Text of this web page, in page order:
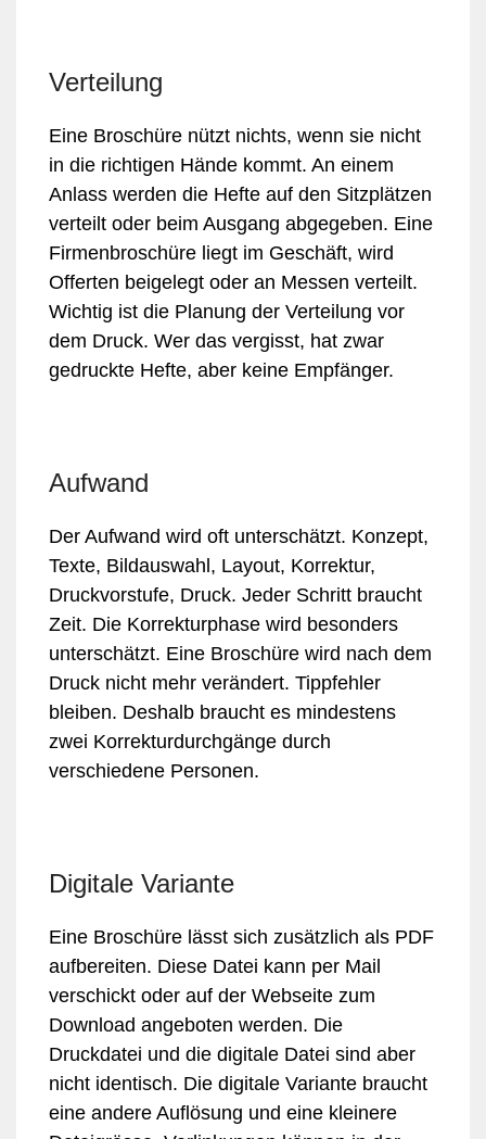
Verteilung
Eine Broschüre nützt nichts, wenn sie nicht
in die richtigen Hände kommt. An einem
Anlass werden die Hefte auf den Sitzplätzen
verteilt oder beim Ausgang abgegeben. Eine
Firmenbroschüre liegt im Geschäft, wird
Offerten beigelegt oder an Messen verteilt.
Wichtig ist die Planung der Verteilung vor
dem Druck. Wer das vergisst, hat zwar
gedruckte Hefte, aber keine Empfänger.
Aufwand
Der Aufwand wird oft unterschätzt. Konzept,
Texte, Bildauswahl, Layout, Korrektur,
Druckvorstufe, Druck. Jeder Schritt braucht
Zeit. Die Korrekturphase wird besonders
unterschätzt. Eine Broschüre wird nach dem
Druck nicht mehr verändert. Tippfehler
bleiben. Deshalb braucht es mindestens
zwei Korrekturdurchgänge durch
verschiedene Personen.
Digitale Variante
Eine Broschüre lässt sich zusätzlich als PDF
aufbereiten. Diese Datei kann per Mail
verschickt oder auf der Webseite zum
Download angeboten werden. Die
Druckdatei und die digitale Datei sind aber
nicht identisch. Die digitale Variante braucht
eine andere Auflösung und eine kleinere